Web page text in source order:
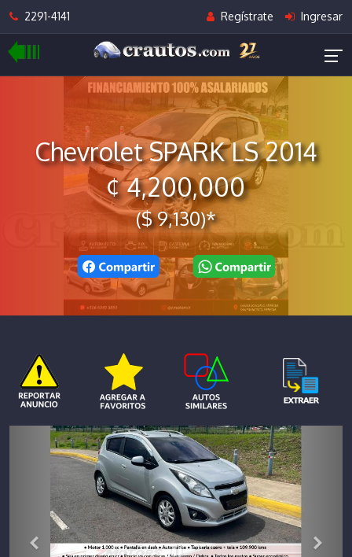
2291-4141 Regístrate Ingresar
Chevrolet SPARK LS 2014
¢ 4,200,000
($ 9,130)*